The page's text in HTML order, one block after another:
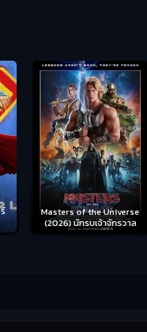
Masters of the Universe
(2026) นักรบเจ้าจักรวาล